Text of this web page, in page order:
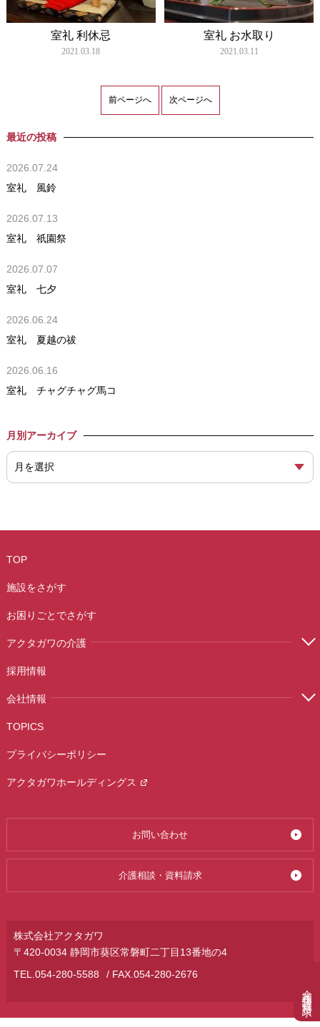
介護相談・資料請求
室礼 利休忌
2021.03.18
室礼 お水取り
2021.03.11
前ページへ 次ページへ
最近の投稿
2026.07.24
室礼 風鈴
2026.07.13
室礼 祇園祭
2026.07.07
室礼 七夕
2026.06.24
室礼 夏越の祓
2026.06.16
室礼 チャグチャグ馬コ
月別アーカイブ
TOP
施設をさがす
お困りごとでさがす
アクタガワの介護
採用情報
会社情報
お問い合わせ
TOPICS
介護相談・資料請求
プライバシーポリシー
アクタガワホールディングス
株式会社アクタガワ
〒420-0034 静岡市葵区常磐町二丁目13番地の4
TEL.054-280-5588 / FAX.054-280-2676